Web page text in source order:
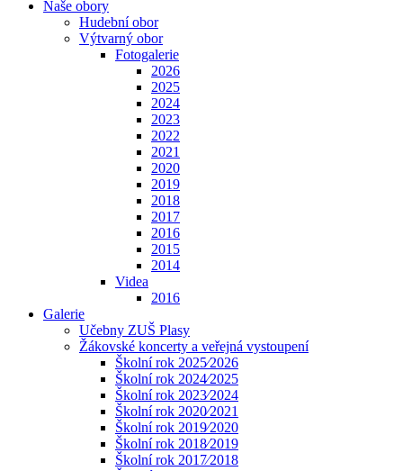
Naše obory
Hudební obor
Výtvarný obor
Fotogalerie
2026
2025
2024
2023
2022
2021
2020
2019
2018
2017
2016
2015
2014
Videa
2016
Galerie
Učebny ZUŠ Plasy
Žákovské koncerty a veřejná vystoupení
Školní rok 2025⁄2026
Školní rok 2024⁄2025
Školní rok 2023⁄2024
Školní rok 2020⁄2021
Školní rok 2019⁄2020
Školní rok 2018⁄2019
Školní rok 2017⁄2018